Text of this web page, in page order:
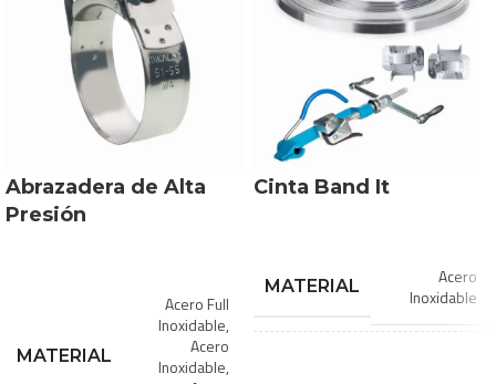
Abrazadera de Alta
Presión
MATERIAL
Acero Full
Inoxidable,
Acero
Inoxidable,
Cinta Band It
MATERIAL
Acero
Inoxidable